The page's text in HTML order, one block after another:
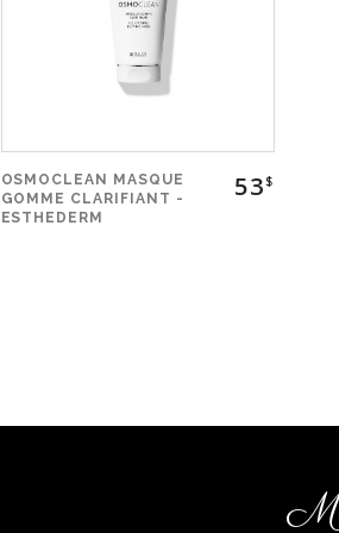
OSMOCLEAN MASQUE
GOMME CLARIFIANT -
ESTHEDERM
53$